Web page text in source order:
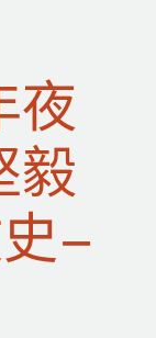
夜
毅
–